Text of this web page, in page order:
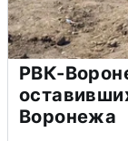
РВК-
Воронежа